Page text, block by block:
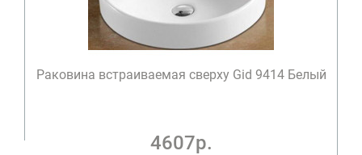
Раковина встраиваемая сверху Gid 9414 Белый
4607р.